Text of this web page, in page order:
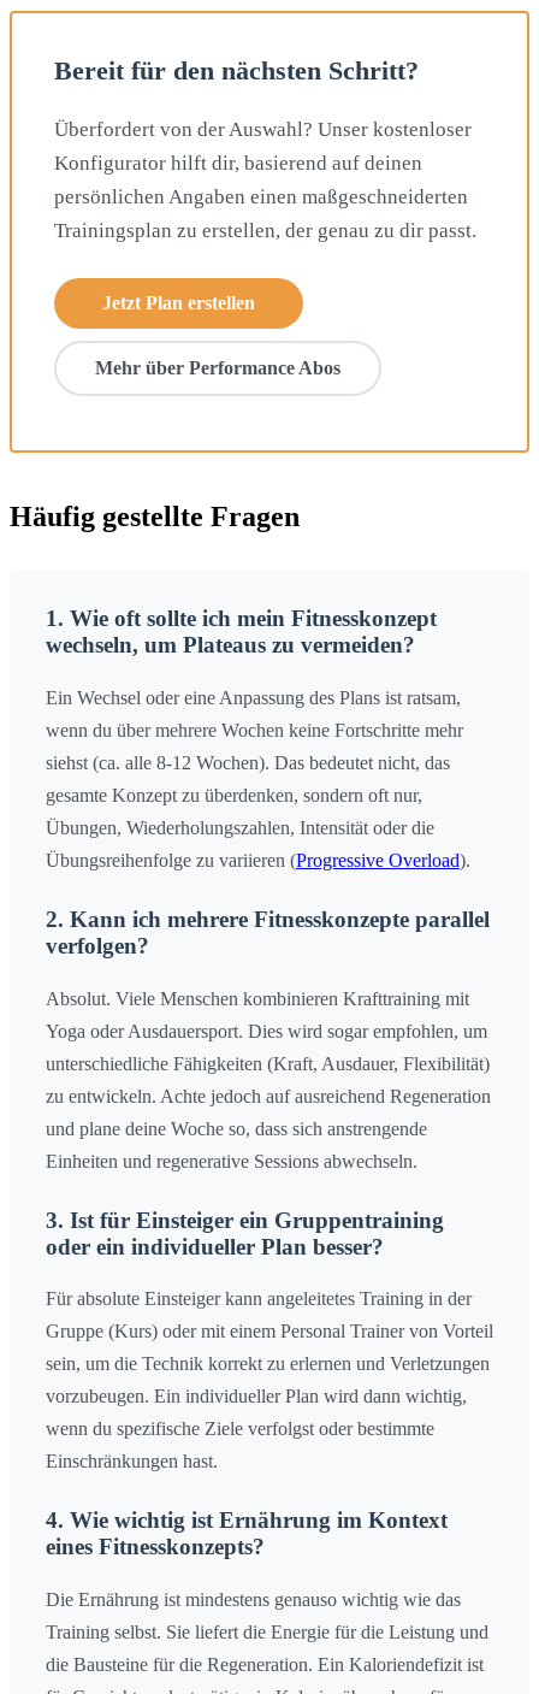
Bereit für den nächsten Schritt?
Überfordert von der Auswahl? Unser kostenloser
Konfigurator hilft dir, basierend auf deinen
persönlichen Angaben einen maßgeschneiderten
Trainingsplan zu erstellen, der genau zu dir passt.
Jetzt Plan erstellen
Mehr über Performance Abos
Häufig gestellte Fragen
1. Wie oft sollte ich mein Fitnesskonzept
wechseln, um Plateaus zu vermeiden?
Ein Wechsel oder eine Anpassung des Plans ist ratsam,
wenn du über mehrere Wochen keine Fortschritte mehr
siehst (ca. alle 8-12 Wochen). Das bedeutet nicht, das
gesamte Konzept zu überdenken, sondern oft nur,
Übungen, Wiederholungszahlen, Intensität oder die
Übungsreihenfolge zu variieren (Progressive Overload).
2. Kann ich mehrere Fitnesskonzepte parallel
verfolgen?
Absolut. Viele Menschen kombinieren Krafttraining mit
Yoga oder Ausdauersport. Dies wird sogar empfohlen, um
unterschiedliche Fähigkeiten (Kraft, Ausdauer, Flexibilität)
zu entwickeln. Achte jedoch auf ausreichend Regeneration
und plane deine Woche so, dass sich anstrengende
Einheiten und regenerative Sessions abwechseln.
3. Ist für Einsteiger ein Gruppentraining
oder ein individueller Plan besser?
Für absolute Einsteiger kann angeleitetes Training in der
Gruppe (Kurs) oder mit einem Personal Trainer von Vorteil
sein, um die Technik korrekt zu erlernen und Verletzungen
vorzubeugen. Ein individueller Plan wird dann wichtig,
wenn du spezifische Ziele verfolgst oder bestimmte
Einschränkungen hast.
4. Wie wichtig ist Ernährung im Kontext
eines Fitnesskonzepts?
Die Ernährung ist mindestens genauso wichtig wie das
Training selbst. Sie liefert die Energie für die Leistung und
die Bausteine für die Regeneration. Ein Kaloriendefizit ist